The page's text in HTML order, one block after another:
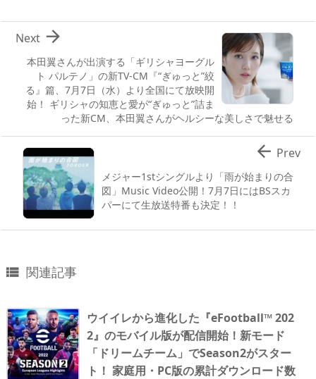
本田翼さんが出演する「ギリシャヨーグル
ト パルテノ」の新TV-CM『“ぎゅっと”絞
る』篇、7月7日（水）より全国にて放映開
始！ ギリシャの知恵と愛が“ぎゅっと”詰ま
った新CM、本田翼さんがヘルシーな美しさで魅せる

Next
メジャー1stシングルより「雨が始まりの合
図」Music Video公開！7月7日にはBSスカ
パーにて生放送特番も決定！！
 Prev
 関連記事
ウイイレから進化した『eFootball™ 202
2』のモバイル版が配信開始！新モード
「ドリームチーム」でSeason2がスター
ト！ 家庭用・PC版の累計ダウンロード数